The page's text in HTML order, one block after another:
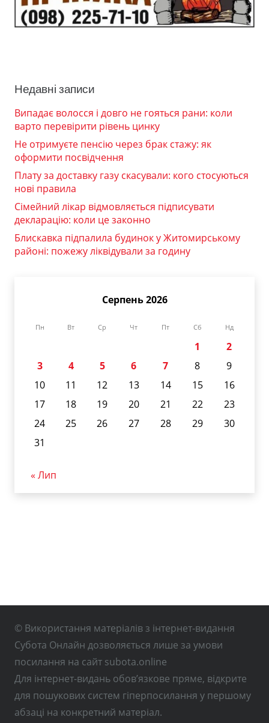
Недавні записи
Випадає волосся і довго не гояться рани: коли
варто перевірити рівень цинку
Не отримуєте пенсію через брак стажу: як
оформити посвідчення
Плату за доставку газу скасували: кого стосуються
нові правила
Сімейний лікар відмовляється підписувати
декларацію: коли це законно
Блискавка підпалила будинок у Житомирському
районі: пожежу ліквідували за годину
Серпень 2026
Пн Вт Ср Чт Пт Сб Нд
1
2
3
4 5 6 7 8
9
10
11 12 13 14 15
16
17
18 19 20 21 22
23
24
25 26 27 28 29
30
31
« Лип
© Використання матеріалів з інтернет-видання
Субота Онлайн дозволяється лише за умови
посилання на сайт subota.online
Для інтернет-видань обов’язкове пряме, відкрите
для пошукових систем гіперпосилання у першому
абзаці на конкретний матеріал.